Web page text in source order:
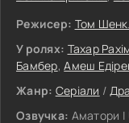
Режисер: Том
У ролях: Тахар
Бамбер,Амеш
Жанр: Серіали /
Озвучка: Аматори |